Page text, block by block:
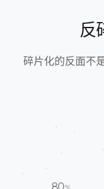
反
碎片化的反面